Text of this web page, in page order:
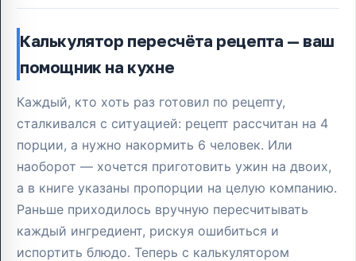
Калькулятор пересчёта рецепта — ваш
помощник на кухне
Каждый, кто хоть раз готовил по рецепту,
сталкивался с ситуацией: рецепт рассчитан на 4
порции, а нужно накормить 6 человек. Или
наоборот — хочется приготовить ужин на двоих,
а в книге указаны пропорции на целую компанию.
Раньше приходилось вручную пересчитывать
каждый ингредиент, рискуя ошибиться и
испортить блюдо. Теперь с калькулятором